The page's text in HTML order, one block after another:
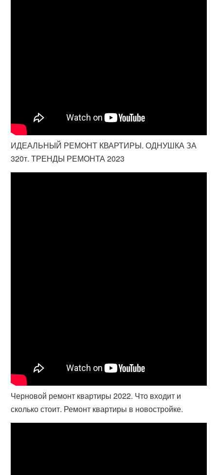
ИДЕАЛЬНЫЙ РЕМОНТ КВАРТИРЫ. ОДНУШКА ЗА
320т. ТРЕНДЫ РЕМОНТА 2023
Черновой ремонт квартиры 2022. Что входит и
сколько стоит. Ремонт квартиры в новостройке.